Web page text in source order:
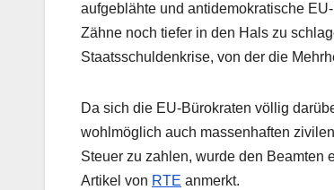
aufgeblähte und antidemokratische
Zähne noch tiefer in den Hals zu
Staatsschuldenkrise, von der die
Da sich die EU-Bürokraten völlig
wohlmöglich auch massenhaften
Steuer zu zahlen, wurde den Beamten
Artikel von RTE anmerkt.